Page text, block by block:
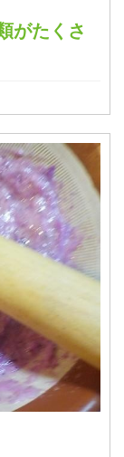
がたくさ